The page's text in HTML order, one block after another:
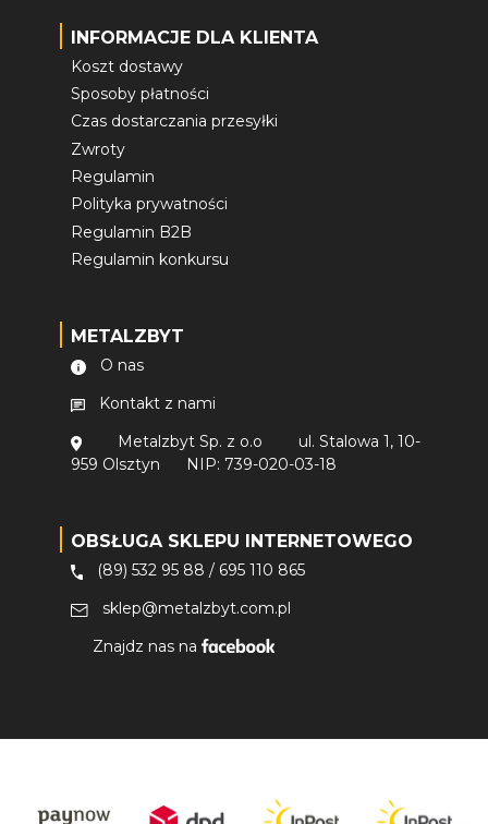
INFORMACJE DLA KLIENTA
Koszt dostawy
Sposoby płatności
Czas dostarczania przesyłki
Zwroty
Regulamin
Polityka prywatności
Regulamin B2B
Regulamin konkursu
METALZBYT
O nas
Kontakt z nami
Metalzbyt Sp. z o.o
ul. Stalowa 1, 10-
959 Olsztyn
NIP: 739-020-03-18
OBSŁUGA SKLEPU INTERNETOWEGO
(89) 532 95 88 / 695 110 865
sklep@metalzbyt.com.pl
Znajdz nas na